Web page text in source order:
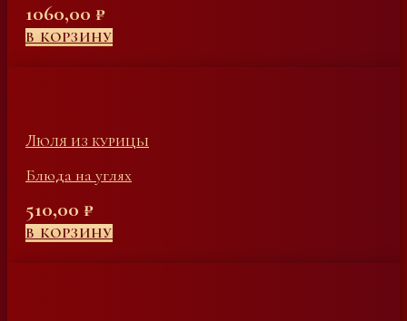
1060,00 ₽
В КОРЗИНУ
Люля из курицы
Блюда на углях
510,00 ₽
В КОРЗИНУ